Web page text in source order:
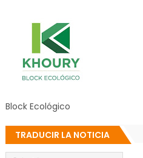
Block Ecológico
TRADUCIR LA NOTICIA